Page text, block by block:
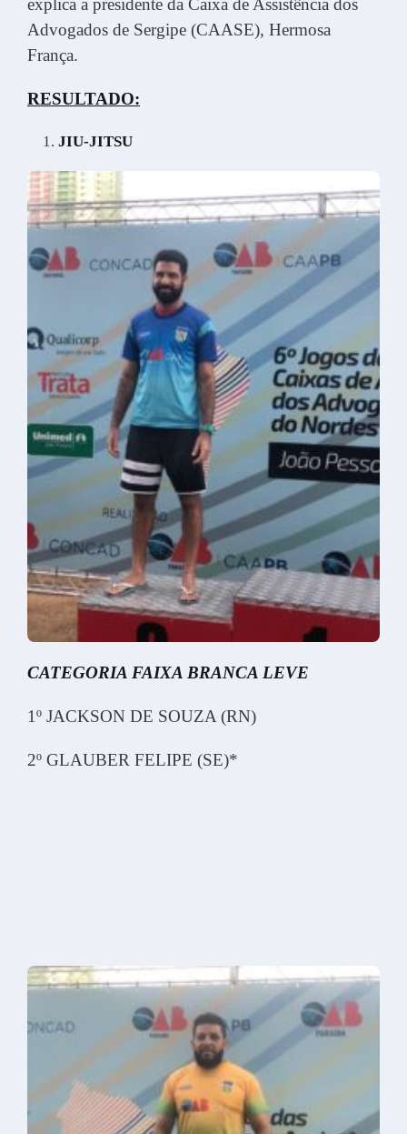
explica a presidente da Caixa de Assistência dos
Advogados de Sergipe (CAASE), Hermosa
França.
RESULTADO:
JIU-JITSU
CATEGORIA FAIXA BRANCA LEVE
1º JACKSON DE SOUZA (RN)
2º GLAUBER FELIPE (SE)*